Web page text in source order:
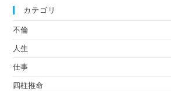
カテゴリ
不倫
人生
仕事
四柱推命